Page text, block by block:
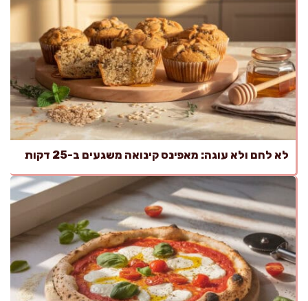
לא לחם ולא עוגה: מאפינס קינואה משגעים ב-25 דקות